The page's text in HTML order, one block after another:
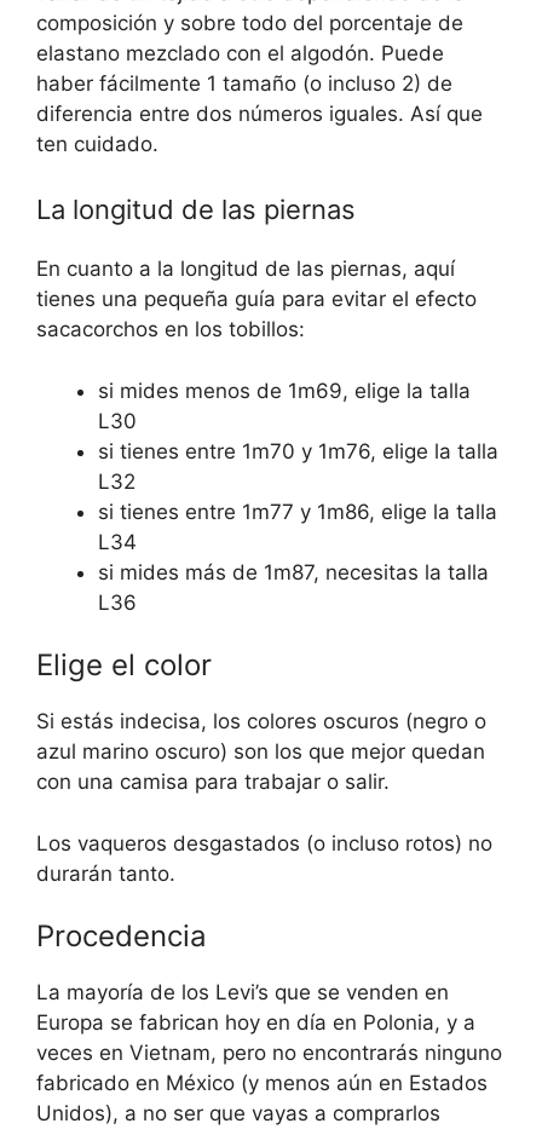
composición y sobre todo del porcentaje de
elastano mezclado con el algodón. Puede
haber fácilmente 1 tamaño (o incluso 2) de
diferencia entre dos números iguales. Así que
ten cuidado.
La longitud de las piernas
En cuanto a la longitud de las piernas, aquí
tienes una pequeña guía para evitar el efecto
sacacorchos en los tobillos:
si mides menos de 1m69, elige la talla
L30
si tienes entre 1m70 y 1m76, elige la talla
L32
si tienes entre 1m77 y 1m86, elige la talla
L34
si mides más de 1m87, necesitas la talla
L36
Elige el color
Si estás indecisa, los colores oscuros (negro o
azul marino oscuro) son los que mejor quedan
con una camisa para trabajar o salir.
Los vaqueros desgastados (o incluso rotos) no
durarán tanto.
Procedencia
La mayoría de los Levi’s que se venden en
Europa se fabrican hoy en día en Polonia, y a
veces en Vietnam, pero no encontrarás ninguno
fabricado en México (y menos aún en Estados
Unidos), a no ser que vayas a comprarlos